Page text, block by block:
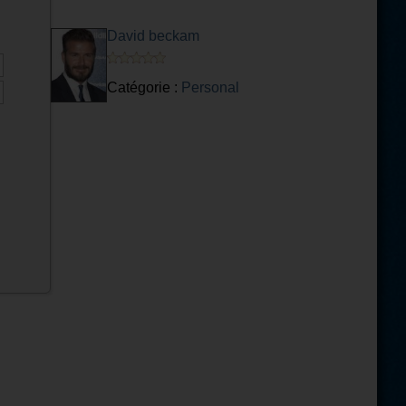
David beckam
Catégorie : Personal